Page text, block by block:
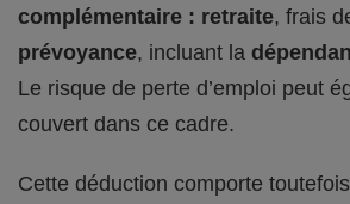
complémentaire : retraite, frais
prévoyance, incluant la
Le risque de perte d’emploi peut
couvert dans ce cadre.
Cette déduction comporte